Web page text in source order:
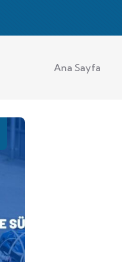
Ana Sayfa